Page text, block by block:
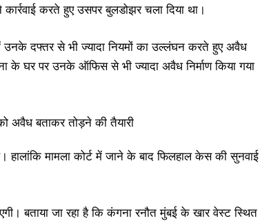
करते हुए उसपर बुलडोझर चला दिया था।
दफ्तर से भी ज्यादा नियमों का उल्लंघन करते हुए अवैध
के घर पर उनके ऑफिस से भी ज्यादा अवैध निर्माण किया गया
हालांकि मामला कोर्ट में जाने के बाद फिलहाल केस की सुनवाई
बताया जा रहा है कि कंगना रनौत मुंबई के खार वेस्ट स्थित